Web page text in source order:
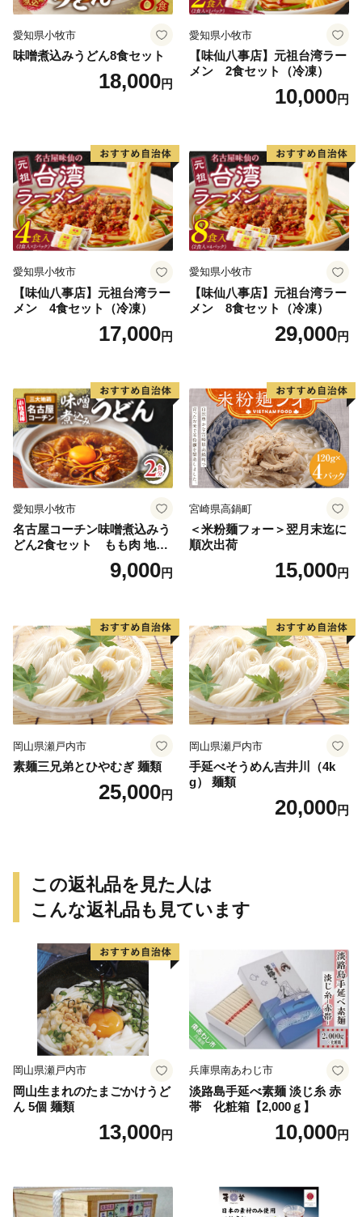
愛知県小牧市
味噌煮込みうどん8食セット
18,000円
愛知県小牧市
【味仙八事店】元祖台湾ラー
メン 2食セット（冷凍）
10,000円
愛知県小牧市
【味仙八事店】元祖台湾ラー
メン 4食セット（冷凍）
17,000円
愛知県小牧市
【味仙八事店】元祖台湾ラー
メン 8食セット（冷凍）
29,000円
愛知県小牧市
名古屋コーチン味噌煮込みう
どん2食セット もも肉 地鶏
9,000円
宮崎県高鍋町
＜米粉麺フォー＞翌月末迄に
順次出荷
15,000円
岡山県瀬戸内市
素麺三兄弟とひやむぎ 麺類
25,000円
岡山県瀬戸内市
手延べそうめん吉井川（4k
g） 麺類
20,000円
この返礼品を見た人は
こんな返礼品も見ています
岡山県瀬戸内市
岡山生まれのたまごかけうど
ん 5個 麺類
13,000円
兵庫県南あわじ市
淡路島手延べ素麺 淡じ糸 赤
帯 化粧箱【2,000ｇ】
10,000円